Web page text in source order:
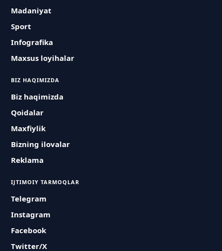
Madaniyat
Sport
Infografika
Maxsus loyihalar
BIZ HAQIMIZDA
Biz haqimizda
Qoidalar
Maxfiylik
Bizning ilovalar
Reklama
IJTIMOIY TARMOQLAR
Telegram
Instagram
Facebook
Twitter/X